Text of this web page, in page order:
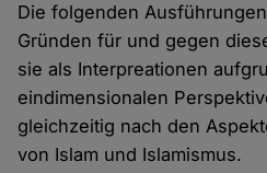
Die folgenden
Gründen für und gegen
sie als Interpreationen
eindimensionalen
gleichzeitig nach den
von Islam und Islamismus.